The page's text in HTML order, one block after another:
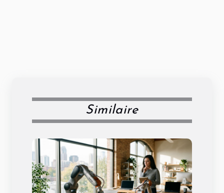
Similaire